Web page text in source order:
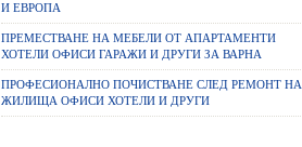
И ЕВРОПА
ПРЕМЕСТВАНЕ НА МЕБЕЛИ ОТ АПАРТАМЕНТИ
ХОТЕЛИ ОФИСИ ГАРАЖИ И ДРУГИ ЗА ВАРНА
ПРОФЕСИОНАЛНО ПОЧИСТВАНЕ СЛЕД РЕМОНТ НА
ЖИЛИЩА ОФИСИ ХОТЕЛИ И ДРУГИ